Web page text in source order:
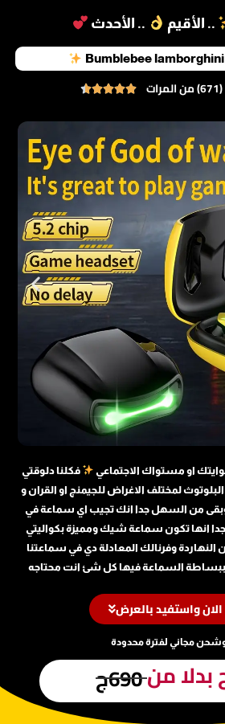
.. الأقيم .. الأحدث





او مستواك الاجتماعي
فكلنا دلوقتي
لمختلف الاغراض للجيمنج او القران و
من السهل جدا انك تجيب اي سماعة في
انها تكون سماعة شيك ومميزة بكواليتي
النهاردة وفرنالك المعادلة دي في سماعتنا
ببساطة السماعة فيها كل شئ انت محتاجه
واستفيد بالعرض
مجاني لفترة محدودة
690ج